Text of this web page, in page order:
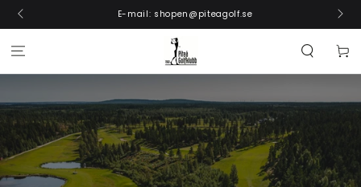
E-mail: shopen@piteagolf.se